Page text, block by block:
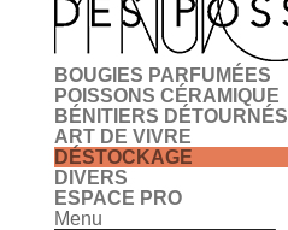
BOUGIES PARFUMÉES
POISSONS CÉRAMIQUE
BÉNITIERS DÉTOURNÉS
ART DE VIVRE
DÉSTOCKAGE
DIVERS
ESPACE PRO
Menu